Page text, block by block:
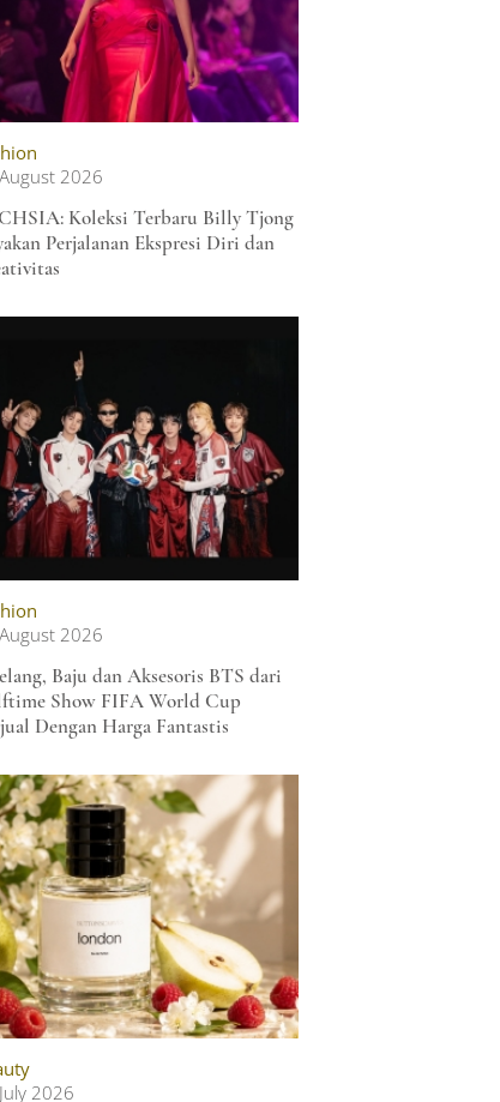
2026
Koleksi Terbaru Billy Tjong
Perjalanan Ekspresi Diri dan
2026
Baju dan Aksesoris BTS dari
Show FIFA World Cup
Dengan Harga Fantastis
2026